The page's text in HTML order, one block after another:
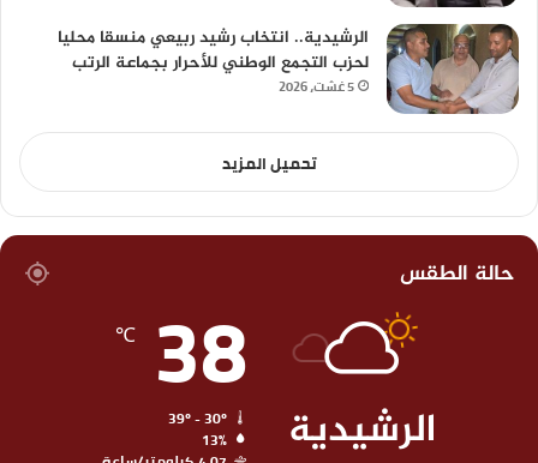
الرشيدية.. انتخاب رشيد ربيعي منسقا محليا
لحزب التجمع الوطني للأحرار بجماعة الرتب
5 غشت، 2026
تحميل المزيد
حالة الطقس
الرشيدية
38
℃
13%